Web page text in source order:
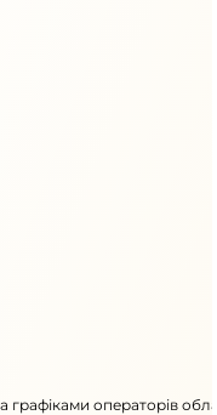
графіками операторів